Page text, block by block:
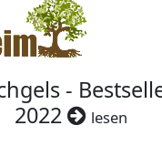
-
2022
lesen